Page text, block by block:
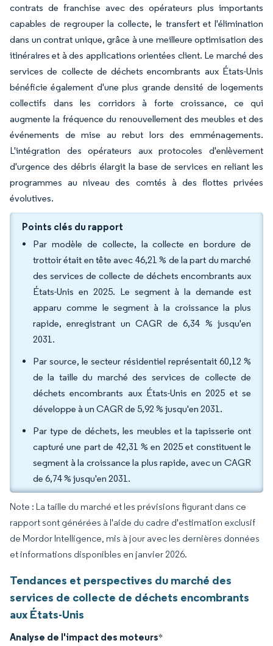
contrats de franchise avec des opérateurs plus importants
capables de regrouper la collecte, le transfert et l'élimination
dans un contrat unique, grâce à une meilleure optimisation des
itinéraires et à des applications orientées client. Le marché des
services de collecte de déchets encombrants aux États-Unis
bénéficie également d'une plus grande densité de logements
collectifs dans les corridors à forte croissance, ce qui
augmente la fréquence du renouvellement des meubles et des
événements de mise au rebut lors des emménagements.
L'intégration des opérateurs aux protocoles d'enlèvement
d'urgence des débris élargit la base de services en reliant les
programmes au niveau des comtés à des flottes privées
évolutives.
Points clés du rapport
Par modèle de collecte, la collecte en bordure de
trottoir était en tête avec 46,21 % de la part du marché
des services de collecte de déchets encombrants aux
États-Unis en 2025. Le segment à la demande est
apparu comme le segment à la croissance la plus
rapide, enregistrant un CAGR de 6,34 % jusqu'en
2031.
Par source, le secteur résidentiel représentait 60,12 %
de la taille du marché des services de collecte de
déchets encombrants aux États-Unis en 2025 et se
développe à un CAGR de 5,92 % jusqu'en 2031.
Par type de déchets, les meubles et la tapisserie ont
capturé une part de 42,31 % en 2025 et constituent le
segment à la croissance la plus rapide, avec un CAGR
de 6,74 % jusqu'en 2031.
Note : La taille du marché et les prévisions figurant dans ce
rapport sont générées à l'aide du cadre d'estimation exclusif
de Mordor Intelligence, mis à jour avec les dernières données
et informations disponibles en janvier 2026.
Tendances et perspectives du marché des
services de collecte de déchets encombrants
aux États-Unis
Analyse de l'impact des moteurs*